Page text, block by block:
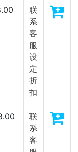
联
系
客
服
设
定
折
扣
联
系
客